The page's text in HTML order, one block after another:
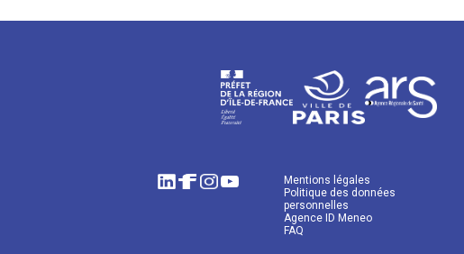
Mentions légales
Politique des données
personnelles
Agence ID Meneo
FAQ